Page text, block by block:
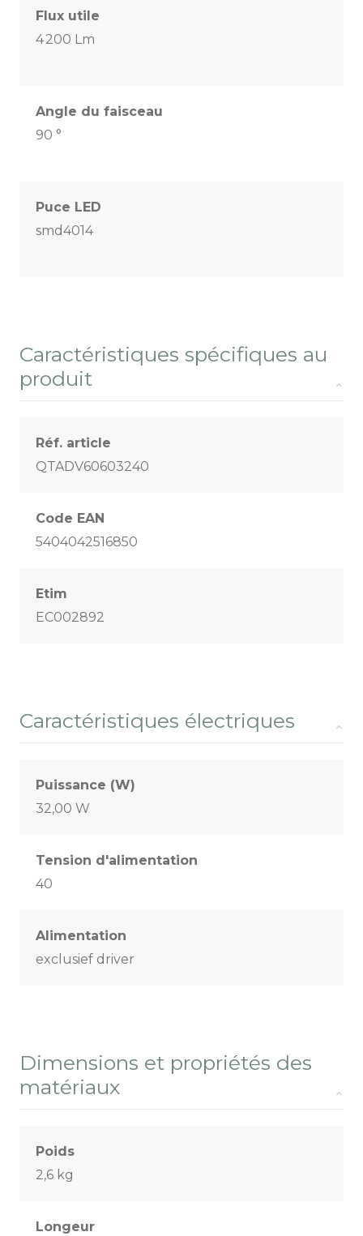
Flux utile
4 200 Lm
Angle du faisceau
90 °
Puce LED
smd4014
Caractéristiques spécifiques au
produit
Réf. article
QTADV60603240
Code EAN
5404042516850
Etim
EC002892
Caractéristiques électriques
Puissance (W)
32,00 W
Tension d'alimentation
40
Alimentation
exclusief driver
Dimensions et propriétés des
matériaux
Poids
2,6 kg
Longeur